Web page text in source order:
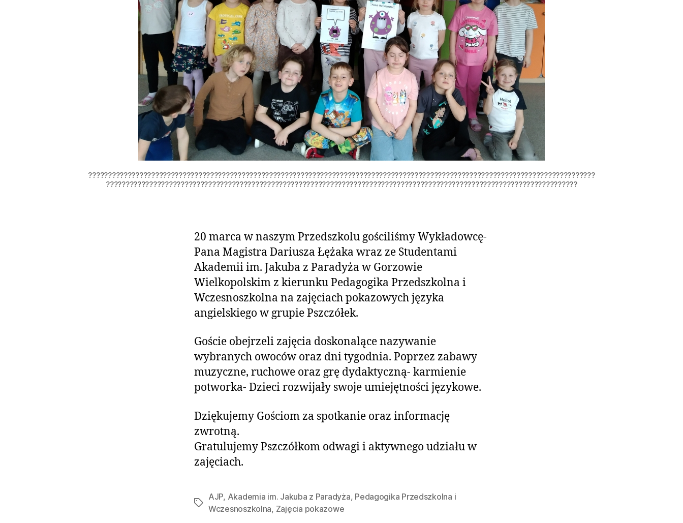
?????????????????????????????????????????????????????????????????????????????????????????????????????????????????????????????????
????????????????????????????????????????????????????????????????????????????????????????????????????????????????????????
20 marca w naszym Przedszkolu gościliśmy Wykładowcę-
Pana Magistra Dariusza Łężaka wraz ze Studentami
Akademii im. Jakuba z Paradyża w Gorzowie
Wielkopolskim z kierunku Pedagogika Przedszkolna i
Wczesnoszkolna na zajęciach pokazowych języka
angielskiego w grupie Pszczółek.
Goście obejrzeli zajęcia doskonalące nazywanie
wybranych owoców oraz dni tygodnia. Poprzez zabawy
muzyczne, ruchowe oraz grę dydaktyczną- karmienie
potworka- Dzieci rozwijały swoje umiejętności językowe.
Dziękujemy Gościom za spotkanie oraz informację
zwrotną.
Gratulujemy Pszczółkom odwagi i aktywnego udziału w
zajęciach.
AJP, Akademia im. Jakuba z Paradyża, Pedagogika Przedszkolna i
Wczesnoszkolna, Zajęcia pokazowe